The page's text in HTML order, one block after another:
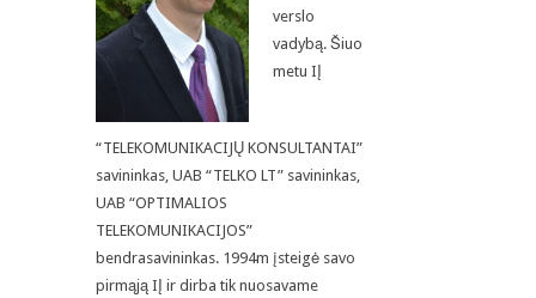
verslo
vadybą. Šiuo
metu IĮ
“TELEKOMUNIKACIJŲ KONSULTANTAI”
savininkas, UAB “TELKO LT” savininkas,
UAB “OPTIMALIOS
TELEKOMUNIKACIJOS”
bendrasavininkas. 1994m įsteigė savo
pirmąją IĮ ir dirba tik nuosavame